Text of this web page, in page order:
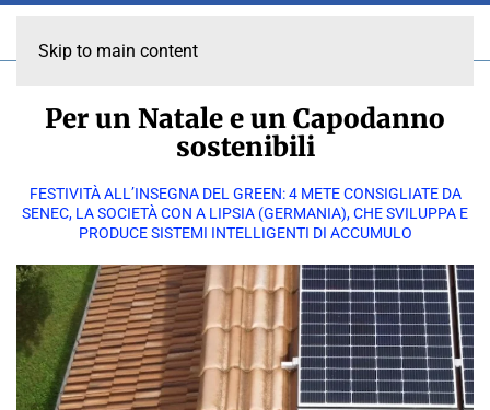
Skip to main content
Per un Natale e un Capodanno
sostenibili
FESTIVITÀ ALL’INSEGNA DEL GREEN: 4 METE CONSIGLIATE DA
SENEC, LA SOCIETÀ CON A LIPSIA (GERMANIA), CHE SVILUPPA E
PRODUCE SISTEMI INTELLIGENTI DI ACCUMULO